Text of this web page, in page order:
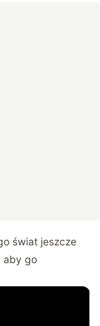
świat jeszcze
aby go